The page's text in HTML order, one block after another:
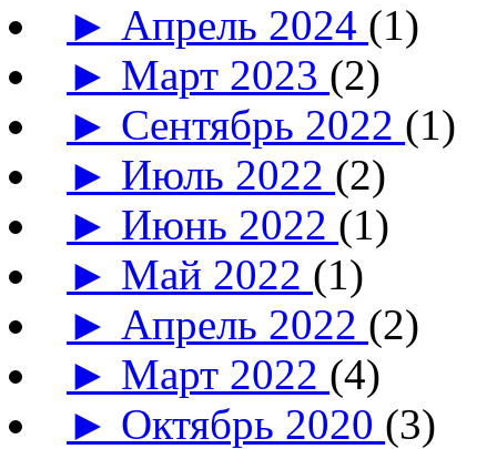
► Апрель 2024 (1)
► Март 2023 (2)
► Сентябрь 2022 (1)
► Июль 2022 (2)
► Июнь 2022 (1)
► Май 2022 (1)
► Апрель 2022 (2)
► Март 2022 (4)
► Октябрь 2020 (3)